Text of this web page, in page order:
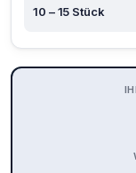
10 – 15 Stück